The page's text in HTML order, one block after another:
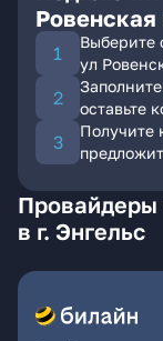
Ровенская
Выберите
ул
оставьте
Получите
Провайдеры
в г. Энгельс